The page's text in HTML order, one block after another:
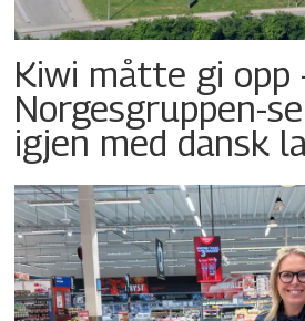
Kiwi måtte gi opp
Norgesgruppen-
igjen med dansk